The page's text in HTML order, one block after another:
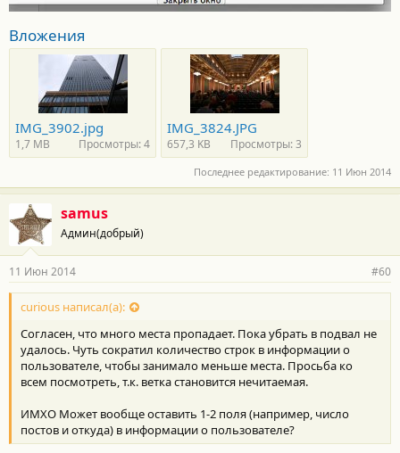
Вложения
IMG_3902.jpg
1,7 MB Просмотры: 4
IMG_3824.JPG
657,3 KB Просмотры: 3
Последнее редактирование: 11 Июн 2014
samus
Админ(добрый)
11 Июн 2014 #60
curious написал(а):
Согласен, что много места пропадает. Пока убрать в подвал не
удалось. Чуть сократил количество строк в информации о
пользователе, чтобы занимало меньше места. Просьба ко
всем посмотреть, т.к. ветка становится нечитаемая.
ИМХО Может вообще оставить 1-2 поля (например, число
постов и откуда) в информации о пользователе?